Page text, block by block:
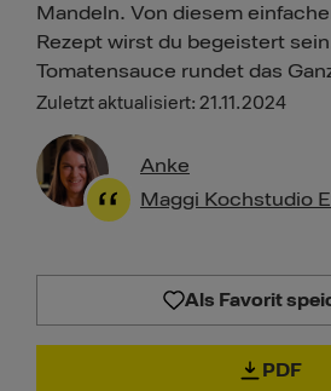
Mandeln. Von diesem
Rezept wirst du begeistert
Tomatensauce rundet das
Zuletzt aktualisiert: 21.11.2024
Anke
Maggi Kochstudio
Als Favorit
PDF